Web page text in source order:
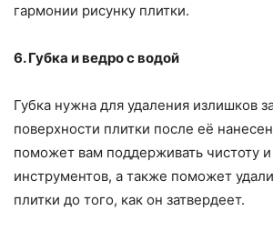
гармонии рисунку плитки.
6. Губка и ведро с водой
Губка нужна для удаления излишков
поверхности плитки после её
поможет вам поддерживать чистоту
инструментов, а также поможет
плитки до того, как он затвердеет.